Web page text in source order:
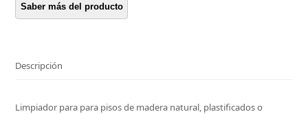
Spray
1
Descripción
Limpiador para para pisos de madera natural, plastificados o